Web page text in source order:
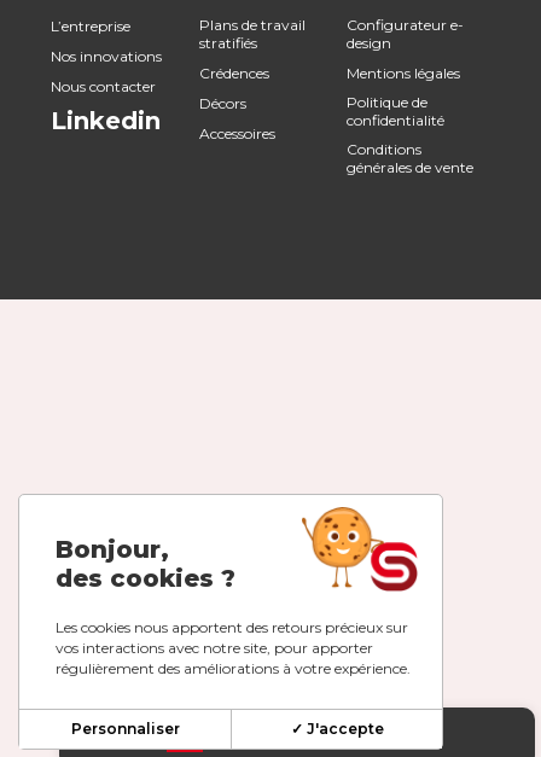
L’entreprise
Nos innovations
Nous contacter
Linkedin
Plans de travail
stratifiés
Crédences
Décors
Accessoires
Configurateur e-
design
Mentions légales
Politique de
confidentialité
Conditions
générales de vente
Bonjour,
des cookies ?
Les cookies nous apportent des retours précieux sur
vos interactions avec notre site, pour apporter
régulièrement des améliorations à votre expérience.
✓ J'accepte
Personnaliser